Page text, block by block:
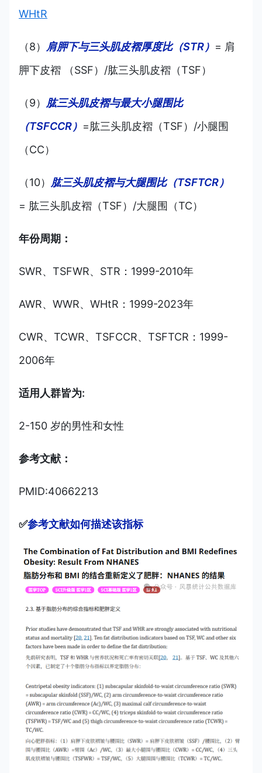
WHtR
（8） 肩胛下与三头肌皮褶厚度比（STR） = 肩
胛下皮褶 （SSF）/肱三头肌皮褶（TSF）
（9） 肱三头肌皮褶与最大小腿围比
（TSFCCR） =肱三头肌皮褶（TSF）/小腿围
（CC）
（10） 肱三头肌皮褶与大腿围比（TSFTCR）
= 肱三头肌皮褶（TSF）/大腿围（TC）
年份周期：
SWR、TSFWR、STR：1999-2010年
AWR、WWR、WHtR：1999-2023年
CWR、TCWR、TSFCCR、TSFTCR：1999-
2006年
适用人群皆为:
2-150 岁的男性和女性
参考文献：
PMID:40662213
✅参考文献如何描述该指标